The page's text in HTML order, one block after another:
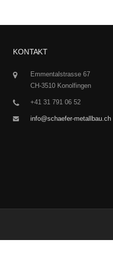
KONTAKT
Emmentalstrasse 67
CH-3510 Konolfingen
+41 31 791 06 52
info@schaefer-metallbau.ch